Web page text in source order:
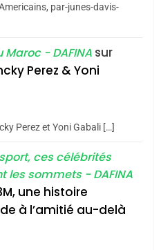
génocide, je dis
La nouvelle
sur la Nostalgie
par-junes-davis-
- DAFINA sur
Perez & Yoni
Perez et Yoni Gabali […]
ces célébrités
les sommets - DAFINA
une histoire
à l’amitié au-delà
l’année la plus
contre
JE REVENDIQUE
Dvir
NOUS MANQUE –
Hadida